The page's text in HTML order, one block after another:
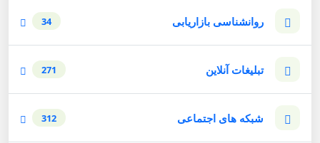
روانشناسی بازاریابی 34
تبلیغات آنلاین 271
شبکه های اجتماعی 312